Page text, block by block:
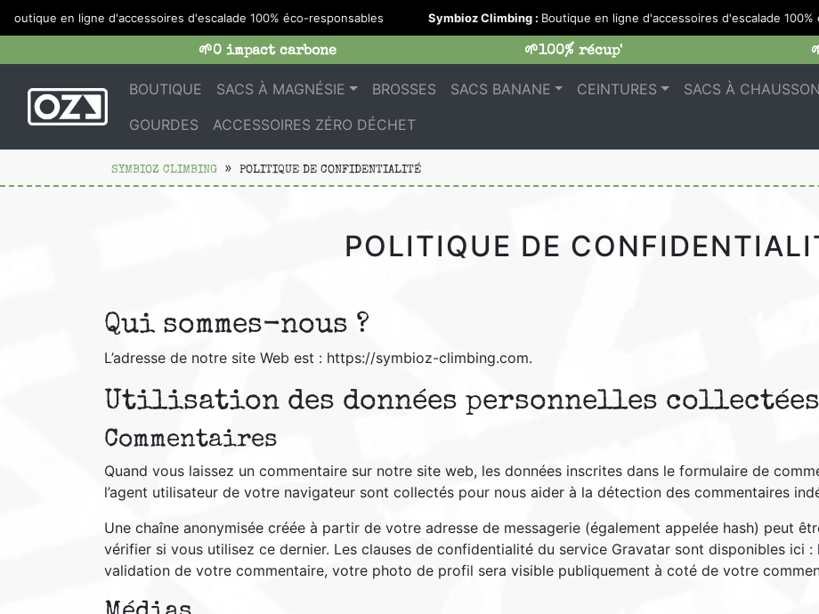
en ligne d'accessoires d'escalade 100% éco-responsables Symbioz Climbing :Boutique en ligne d'accessoires d'escalade 100%
🌱0 impact carbone
🌱100% récup'
BOUTIQUE SACS À MAGNÉSIE BROSSES SACS BANANE CEINTURES SACS À
GOURDES
ACCESSOIRES ZÉRO DÉCHET
SYMBIOZ CLIMBING POLITIQUE DE CONFIDENTIALITÉ
POLITIQUE DE
Qui sommes-nous ?
L’adresse de notre site Web est : https://symbioz-climbing.com.
Utilisation des données personnelles collectées
Commentaires
Quand vous laissez un commentaire sur notre site web, les données inscrites dans le formulaire de
l’agent utilisateur de votre navigateur sont collectés pour nous aider à la détection des commentaires
Une chaîne anonymisée créée à partir de votre adresse de messagerie (également appelée hash) peut
vérifier si vous utilisez ce dernier. Les clauses de confidentialité du service Gravatar sont disponibles ici
validation de votre commentaire, votre photo de profil sera visible publiquement à coté de votre